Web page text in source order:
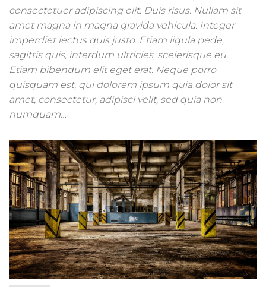
consectetuer adipiscing elit. Duis risus. Nullam sit
amet magna in magna gravida vehicula. Integer
imperdiet lectus quis justo. Etiam ligula pede,
sagittis quis, interdum ultricies, scelerisque eu.
Etiam bibendum elit eget erat. Neque porro
quisquam est, qui dolorem ipsum quia dolor sit
amet, consectetur, adipisci velit, sed quia non
numquam…